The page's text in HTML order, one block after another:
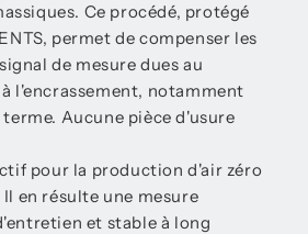
Ce procédé, protégé
permet de compenser les
de mesure dues au
l'encrassement, notamment
Aucune pièce d'usure
pour la production d'air zéro
en résulte une mesure
et stable à long